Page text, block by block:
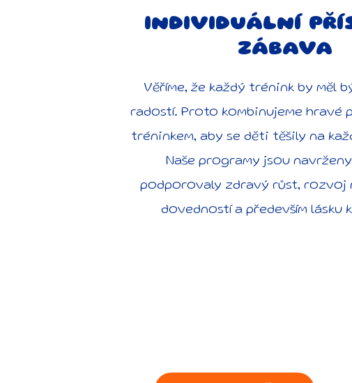
INDIVIDUÁLNÍ
ZÁBAVA
Věříme, že každý trénink by měl
radostí. Proto kombinujeme hravé
tréninkem, aby se děti těšily na
Naše programy jsou
podporovaly zdravý růst, rozvoj
dovedností a především lásku